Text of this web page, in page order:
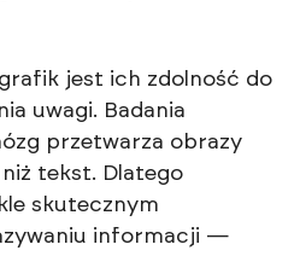
jest ich zdolność do
uwagi. Badania
przetwarza obrazy
tekst. Dlatego
skutecznym
informacji —